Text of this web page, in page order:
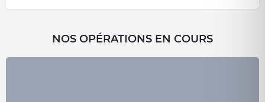
NOS OPÉRATIONS EN COURS